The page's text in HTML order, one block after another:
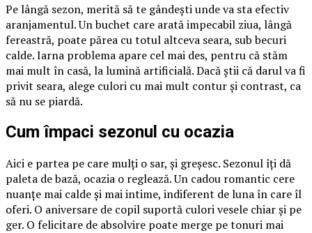
Pe lângă sezon, merită să te gândești unde va sta efectiv
aranjamentul. Un buchet care arată impecabil ziua, lângă
fereastră, poate părea cu totul altceva seara, sub becuri
calde. Iarna problema apare cel mai des, pentru că stăm
mai mult în casă, la lumină artificială. Dacă știi că darul va fi
privit seara, alege culori cu mai mult contur și contrast, ca
să nu se piardă.
Cum împaci sezonul cu ocazia
Aici e partea pe care mulți o sar, și greșesc. Sezonul îți dă
paleta de bază, ocazia o reglează. Un cadou romantic cere
nuanțe mai calde și mai intime, indiferent de luna în care îl
oferi. O aniversare de copil suportă culori vesele chiar și pe
ger. O felicitare de absolvire poate merge pe tonuri mai